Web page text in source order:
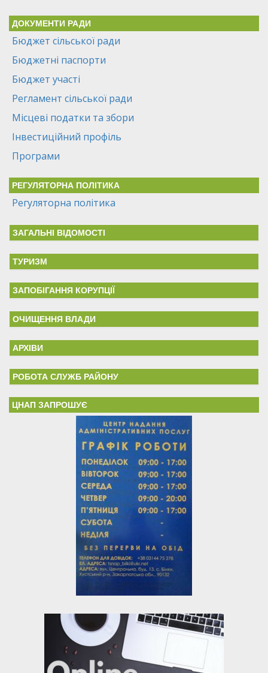
ДОКУМЕНТИ РАДИ
Бюджет сільської ради
Бюджетні паспорти
Бюджет участі
Регламент сільської ради
Місцеві податки та збори
Інвестиційний профіль
Програми
РЕГУЛЯТОРНА ПОЛІТИКА
Регуляторна політика
ЗАГАЛЬНІ ВІДОМОСТІ
ТУРИЗМ
ЗАПОБІГАННЯ КОРУПЦІЇ
ОЧИЩЕННЯ ВЛАДИ
АРХІВИ
РОБОТА СЛУЖБ РАЙОНУ
ЦНАП ЗАПРОШУЄ